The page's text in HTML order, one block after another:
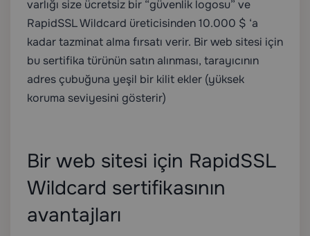
varlığı size ücretsiz bir “güvenlik logosu” ve
RapidSSL Wildcard üreticisinden 10.000 $ ‘a
kadar tazminat alma fırsatı verir. Bir web sitesi için
bu sertifika türünün satın alınması, tarayıcının
adres çubuğuna yeşil bir kilit ekler (yüksek
koruma seviyesini gösterir)
Bir web sitesi için RapidSSL
Wildcard sertifikasının
avantajları